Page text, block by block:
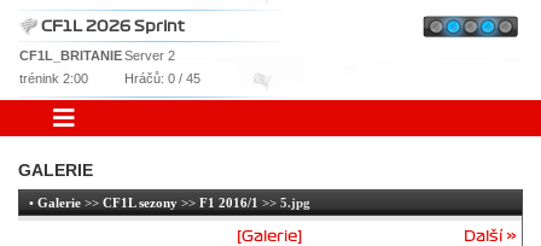
CF1L 2026 Sprint
CF1L_BRITANIEServer 2
trénink 2:00
Hráčů: 0 / 45
GALERIE
• Galerie >> CF1L sezony >> F1 2016/1 >> 5.jpg
[Galerie] Další »